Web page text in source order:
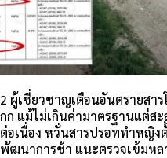
2 ผู้เชี่ยวชาญเตือนอันตรายสา
กก แม้ไม่เกินค่ามาตรฐานแต่ส
ต่อเนื่อง หวั่นสารปรอททำหญิง
พัฒนาการช้า แนะตรวจเข้มหล